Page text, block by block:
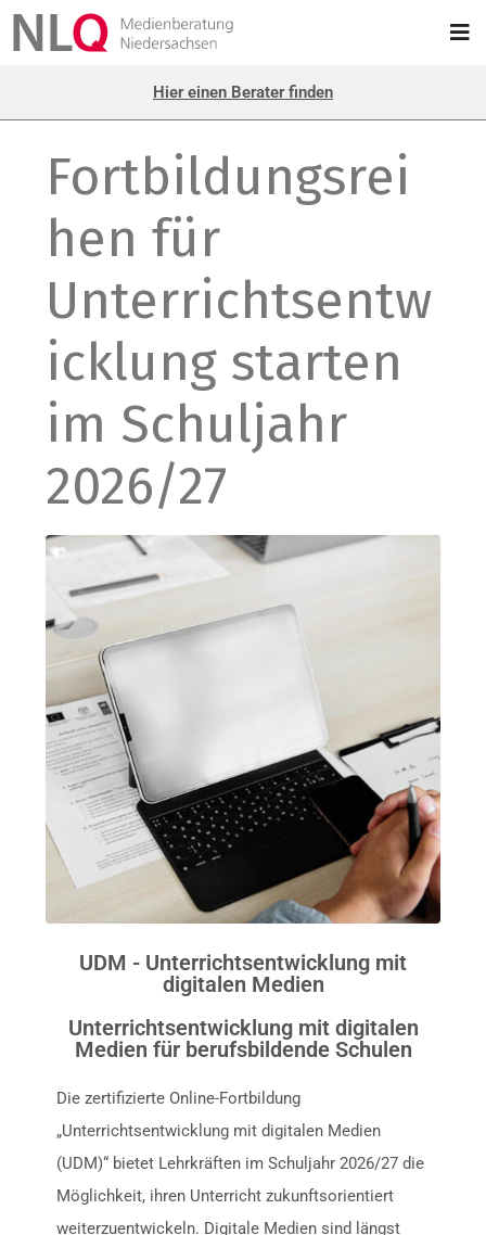
Hier einen Berater finden
Fortbildungsrei
hen für
Unterrichtsentw
icklung starten
im Schuljahr
2026/27
UDM - Unterrichtsentwicklung mit
digitalen Medien
Unterrichtsentwicklung mit digitalen
Medien für berufsbildende Schulen
Die zertifizierte Online-Fortbildung
„Unterrichtsentwicklung mit digitalen Medien
(UDM)“ bietet Lehrkräften im Schuljahr 2026/27 die
Möglichkeit, ihren Unterricht zukunftsorientiert
weiterzuentwickeln. Digitale Medien sind längst